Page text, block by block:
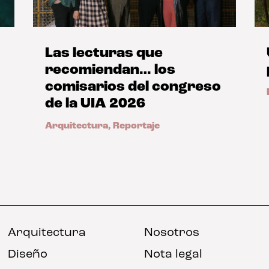
Las lecturas que
recomiendan… los
comisarios del congreso
de la UIA 2026
Arquitectura, Reportaje
Arquitectura
Diseño
Nosotros
Nota legal